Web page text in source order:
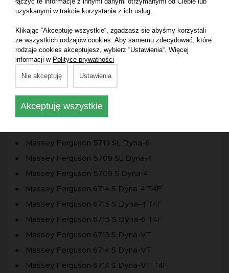
Massey Ferguson 5713 S Dyna-4
Massey Ferguson 5710 SL Dyna-6
Massey Ferguson 5710 S Dyna-6
Massey Ferguson 5711 S Dyna-6
Massey Ferguson 5711 SL Dyna-6
Massey Ferguson 5712 SL Dyna-6
Massey Ferguson 5712 S Dyna-6
Massey Ferguson 5713 SL Dyna-6
Massey Ferguson 5709 SL Dyna-4
Massey Ferguson 5709 S Dyna-4
Massey Ferguson 6714 S Dyna-4 T4F
Massey Ferguson 6715 S Dyna-4 T4F
Massey Ferguson 6715 S Dyna-6 T4F
Massey Ferguson 6713 S Dyna-VT
Massey Ferguson 6714 S Dyna-VT
Massey Ferguson 6714 S Dyna-VT T4F
uzyskanymi w trakcie korzystania z ich usług.
Klikając “Akceptuję wszystkie“, zgadzasz się abyśmy korzystali
ze wszystkich rodzajów cookies. Aby samemu zdecydować, które
rodzaje cookies akceptujesz, wybierz “Ustawienia“. Więcej
informacji w Polityce prywatności
Nie akceptuję Ustawienia
Akceptuję wszystkie